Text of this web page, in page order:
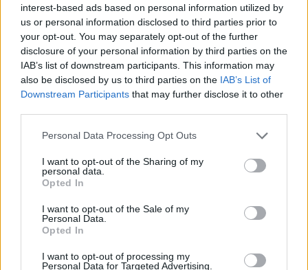
interest-based ads based on personal information utilized by
us or personal information disclosed to third parties prior to
your opt-out. You may separately opt-out of the further
disclosure of your personal information by third parties on the
IAB’s list of downstream participants. This information may
also be disclosed by us to third parties on the IAB’s List of
Downstream Participants that may further disclose it to other
Personal Data Processing Opt Outs
I want to opt-out of the Sharing of my
personal data.
Opted In
I want to opt-out of the Sale of my
Personal Data.
Opted In
I want to opt-out of processing my
Personal Data for Targeted Advertising.
– Mainās pati muskuļu masa. Otrs moments – cik cilvēks aktīvs.
Ja viņam ir fiziski smags darbs, protēze ātri nolietojas.
Nolietojas arī locītavu mezglu detaļas. Protēze kļūst nestabila.
Slikti turas uz kājas.
Ir mums daži pacienti, kas protēzēm nolauž pēdu – pēda
neiztur cilvēka aktivitāti. Tā parasti gadās jaunākiem
pacientiem.
Prakse gan liecina, ka daudzi domu par staigāšanu atmet jau ar
iedomājušies, ka pēc sēdēšanas mājās nu tik dzīve sāksies, jo
varēs staigāt, bet – tā tas nenotiek.
Ir jāmācās staigāt no jauna, viņi pēkšņi
protēze no cilvēka prasa desmit reižu